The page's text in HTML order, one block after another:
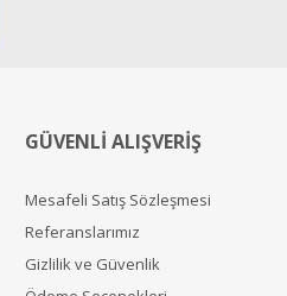
GÜVENLİ ALIŞVERİŞ
Mesafeli Satış Sözleşmesi
Referanslarımız
Gizlilik ve Güvenlik